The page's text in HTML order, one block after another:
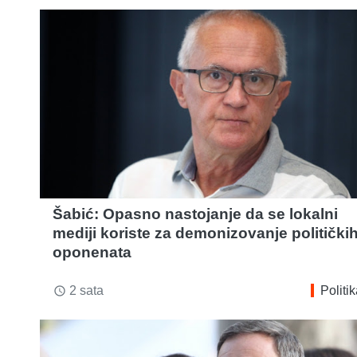
Šabić: Opasno nastojanje da se lokalni
mediji koriste za demonizovanje političkih
oponenata
access_time 2 sata